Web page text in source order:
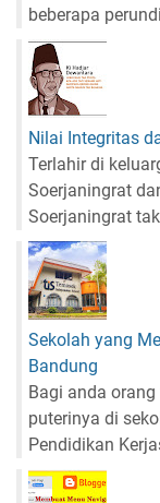
beberapa
Nilai Integritas
Terlahir di
Soerjaningrat
Soerjaningrat
Sekolah yang
Bandung
Bagi anda
puterinya di
Pendidikan